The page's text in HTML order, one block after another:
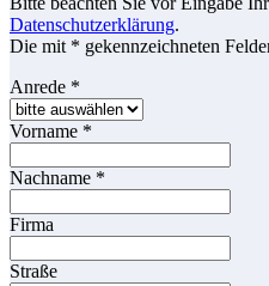
Datenschutzerklärung.
Die mit * gekennzeichneten
Anrede *
Vorname *
Nachname *
Firma
Straße